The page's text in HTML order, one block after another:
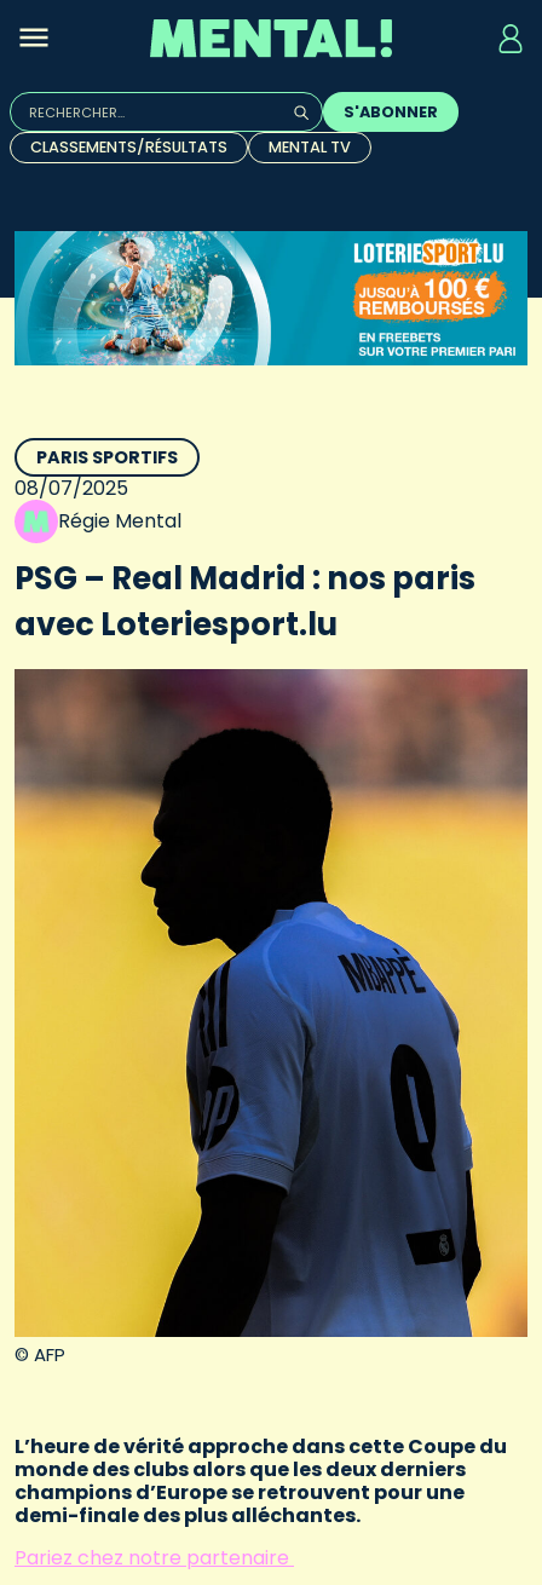
Rechercher :
Quand les résultats de l'auto-complétion sont
S'ABONNER
CLASSEMENTS/RÉSULTATS
MENTAL TV
© AFP
PARIS SPORTIFS
08/07/2025
Régie Mental
PSG – Real Madrid : nos paris
avec Loteriesport.lu
L’heure de vérité approche dans cette Coupe du
monde des clubs alors que les deux derniers
champions d’Europe se retrouvent pour une
demi-finale des plus alléchantes.
Pariez chez notre partenaire